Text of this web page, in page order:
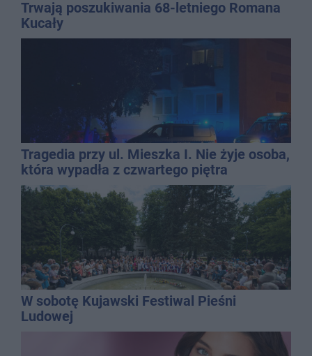
Trwają poszukiwania 68-letniego Romana
Kucały
Tragedia przy ul. Mieszka I. Nie żyje osoba,
która wypadła z czwartego piętra
W sobotę Kujawski Festiwal Pieśni
Ludowej